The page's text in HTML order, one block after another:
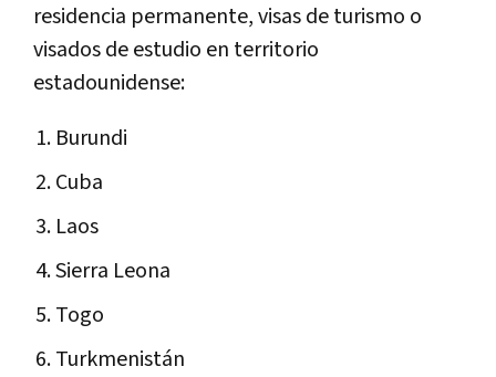
residencia permanente, visas de turismo o
visados de estudio en territorio
estadounidense:
Burundi
Cuba
Laos
Sierra Leona
Togo
Turkmenistán